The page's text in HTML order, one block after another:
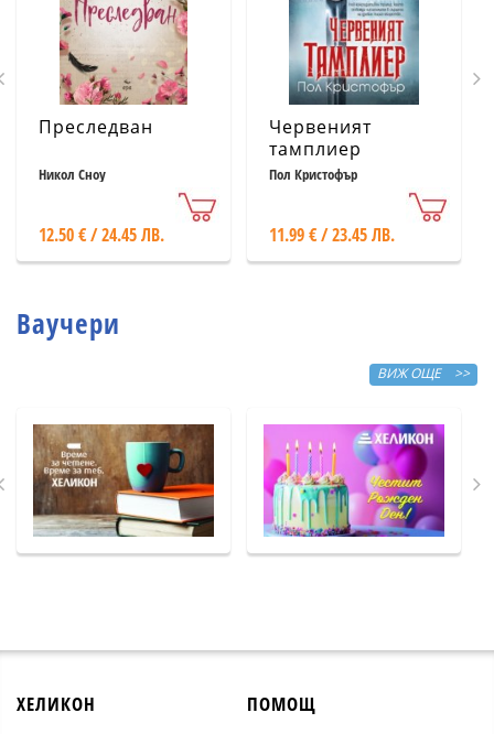
Преследван
Никол Сноу
12.50 € / 24.45 ЛВ.
Червеният
тамплиер
Пол Кристофър
11.99 € / 23.45 ЛВ.
Ваучери
ВИЖ ОЩЕ >>
ХЕЛИКОН ПОМОЩ